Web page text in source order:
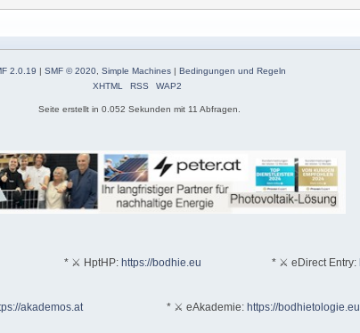
2.0.19 |SMF © 2020 ,Simple Machines |Bedingungen und Regeln
XHTML
RSS WAP2
Seite erstellt in 0.052 Sekunden mit 11 Abfragen.
* ⚔ HptHP: https://bodhie.eu * ⚔ eDirect Entry:
akademos.at * ⚔ eAkademie: https://bodhietologie.eu